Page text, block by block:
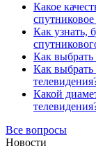
Какое
Как узнать,
Как выбрать
Как выбрать
Какой
Все вопросы
Новости